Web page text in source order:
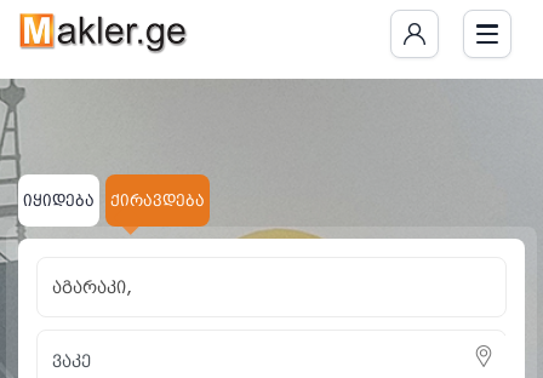
იყიდება ქირავდება
აგარაკი,